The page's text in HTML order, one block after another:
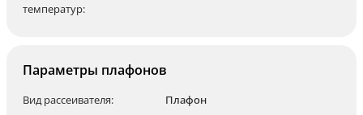
температур:
Параметры плафонов
Вид рассеивателя:
Плафон